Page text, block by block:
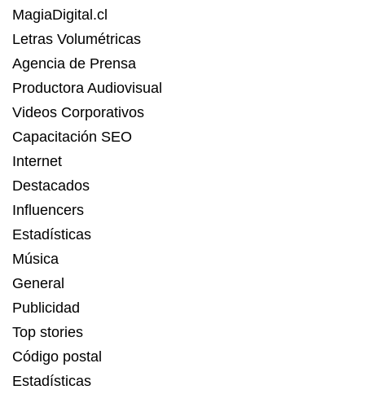
MagiaDigital.cl
Letras Volumétricas
Agencia de Prensa
Productora Audiovisual
Videos Corporativos
Capacitación SEO
Internet
Destacados
Influencers
Estadísticas
Música
General
Publicidad
Top stories
Código postal
Estadísticas